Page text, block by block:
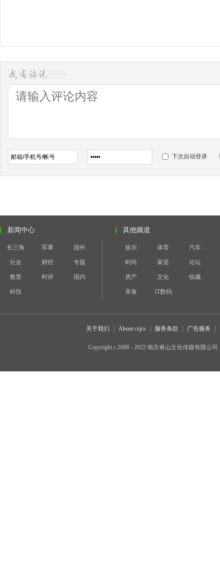
下次自动登录
新闻中心
长三角 军事 国外
社会 财经 专题
教育 时评 国内
科技
其他频道
娱乐 体育 汽车
时尚 家居 论坛
房产 文化 收藏
美食 IT数码
关于我们 About csjcs 服务条款 广告服务
Copyright c 2008 - 2022 南京睿山文化传媒有限公司